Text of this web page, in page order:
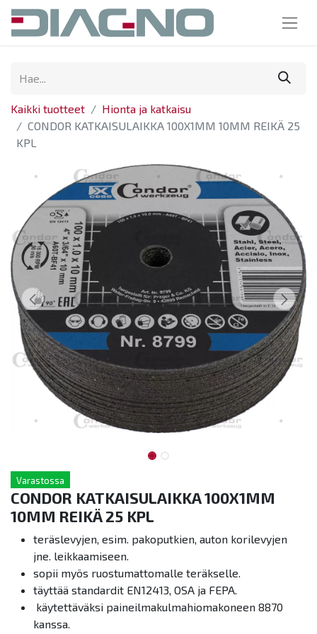
Kaikki tuotteet
Hionta ja katkaisu
CONDOR KATKAISULAIKKA 100X1MM 10MM REIKÄ 25
KPL
Varastossa
CONDOR KATKAISULAIKKA 100X1MM
10MM REIKÄ 25 KPL
teräslevyjen, esim. pakoputkien, auton korilevyjen
jne. leikkaamiseen.
sopii myös ruostumattomalle teräkselle.
täyttää standardit EN12413, OSA ja FEPA.
käytettäväksi paineilmakulmahiomakoneen 8870
kanssa.